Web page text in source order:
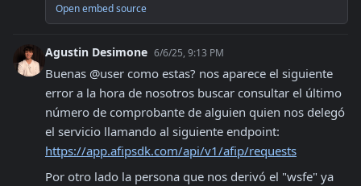
Open embed source
Agustin Desimone 6/6/25, 9:13 PM
Buenas @user como estas? nos aparece el siguiente
error a la hora de nosotros buscar consultar el último
número de comprobante de alguien quien nos delegó
https://app.afipsdk.com/api/v1/afip/requests
Por otro lado la persona que nos derivó el "wsfe" ya